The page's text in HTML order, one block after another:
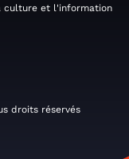
culture et l'information
droits réservés